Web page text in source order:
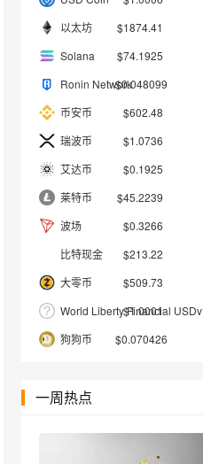
以太坊
$1874.41
Solana
$74.1925
Ronin Network$0.048099
币安币
$602.48
瑞波币
$1.0736
艾达币
$0.1925
莱特币
$45.2239
波场
$0.3266
比特现金
$213.22
大零币
$509.73
World Liberty Financial USDv
$1.0001
狗狗币
$0.070426
一周热点